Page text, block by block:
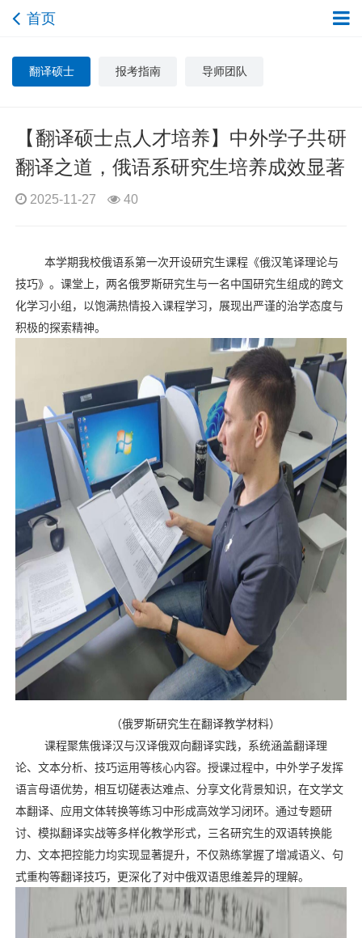
首页
翻译硕士 报考指南 导师团队
【翻译硕士点人才培养】中外学子共研
翻译之道，俄语系研究生培养成效显著
2025-11-27 40
本学期我校俄语系第一次开设研究生课程《俄汉笔译理论与
技巧》。课堂上，两名俄罗斯研究生与一名中国研究生组成的跨文
化学习小组，以饱满热情投入课程学习，展现出严谨的治学态度与
积极的探索精神。
（俄罗斯研究生在翻译教学材料）
课程聚焦俄译汉与汉译俄双向翻译实践，系统涵盖翻译理
论、文本分析、技巧运用等核心内容。授课过程中，中外学子发挥
语言母语优势，相互切磋表达难点、分享文化背景知识，在文学文
本翻译、应用文体转换等练习中形成高效学习闭环。通过专题研
讨、模拟翻译实战等多样化教学形式，三名研究生的双语转换能
力、文本把控能力均实现显著提升，不仅熟练掌握了增减语义、句
式重构等翻译技巧，更深化了对中俄双语思维差异的理解。